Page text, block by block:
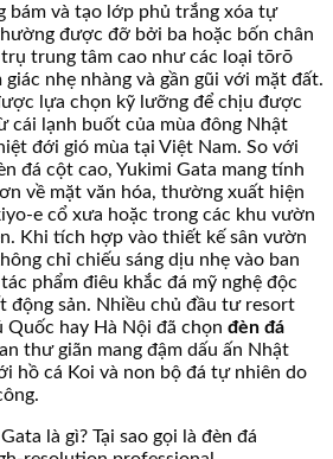
bám và tạo lớp phủ trắng xóa tự
được đỡ bởi ba hoặc bốn chân
trung tâm cao như các loại tōrō
nhẹ nhàng và gần gũi với mặt đất.
lựa chọn kỹ lưỡng để chịu được
cái lạnh buốt của mùa đông Nhật
đới gió mùa tại Việt Nam. So với
đá cột cao, Yukimi Gata mang tính
về mặt văn hóa, thường xuất hiện
e cổ xưa hoặc trong các khu vườn
Khi tích hợp vào thiết kế sân vườn
chỉ chiếu sáng dịu nhẹ vào ban
phẩm điêu khắc đá mỹ nghệ độc
động sản. Nhiều chủ đầu tư resort
Quốc hay Hà Nội đã chọn đèn đá
thư giãn mang đậm dấu ấn Nhật
hồ cá Koi và non bộ đá tự nhiên do